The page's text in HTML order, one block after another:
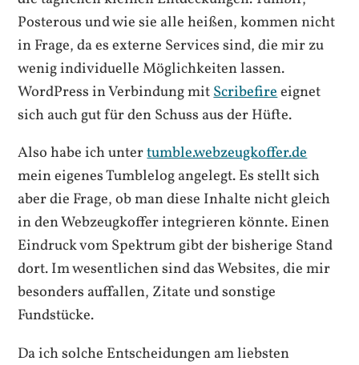
Posterous und wie sie alle heißen, kommen nicht
in Frage, da es externe Services sind, die mir zu
wenig individuelle Möglichkeiten lassen.
WordPress in Verbindung mitScribefireeignet
sich auch gut für den Schuss aus der Hüfte.
Also habe ich untertumble.webzeugkoffer.de
mein eigenes Tumblelog angelegt. Es stellt sich
aber die Frage, ob man diese Inhalte nicht gleich
in den Webzeugkoffer integrieren könnte. Einen
Eindruck vom Spektrum gibt der bisherige Stand
dort. Im wesentlichen sind das Websites, die mir
besonders auffallen, Zitate und sonstige
Fundstücke.
Da ich solche Entscheidungen am liebsten